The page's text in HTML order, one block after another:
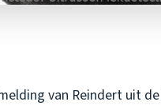
van Reindert uit